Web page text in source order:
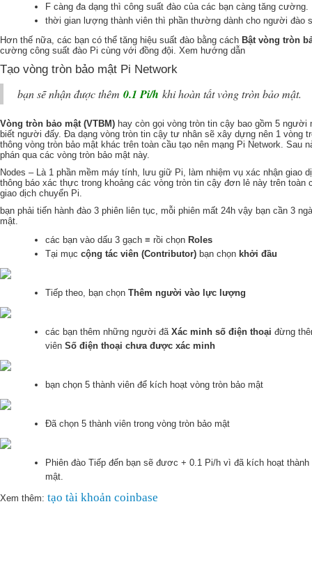
F càng đa dạng thì công suất đào của các bạn càng tăng cường.
thời gian lượng thành viên thì phần thường dành cho người đào
Hơn thế nữa, các bạn có thể tăng hiệu suất đào bằng cách Bật vòng tròn
cường công suất đào Pi cùng với đồng đội. Xem hướng dẫn
Tạo vòng tròn bảo mật Pi Network
bạn sẽ nhận được thêm 0.1 Pi/h khi hoàn tất vòng tròn bảo mật.
Vòng tròn bảo mật (VTBM) hay còn gọi vòng tròn tin cậy bao gồm 5 người
biết người đấy. Đa dạng vòng tròn tin cậy tư nhân sẽ xây dựng nên 1 vòng
thông vòng tròn bảo mật khác trên toàn cầu tạo nên mạng Pi Network. Sau
phán qua các vòng tròn bảo mật này.
Nodes – Là 1 phần mềm máy tính, lưu giữ Pi, làm nhiệm vụ xác nhận giao
thông báo xác thực trong khoảng các vòng tròn tin cậy đơn lẻ này trên toàn
giao dịch chuyển Pi.
bạn phải tiến hành đào 3 phiên liên tục, mỗi phiên mất 24h vậy bạn cần 3
mật.
các bạn vào dấu 3 gạch ≡ rồi chọn Roles
Tại mục cộng tác viên (Contributor) bạn chọn khởi đầu
Tiếp theo, bạn chọn Thêm người vào lực lượng
các bạn thêm những người đã Xác minh số điện thoại đừng
viên Số điện thoại chưa được xác minh
bạn chọn 5 thành viên để kích hoạt vòng tròn bảo mật
Đã chọn 5 thành viên trong vòng tròn bảo mật
Phiên đào Tiếp đến bạn sẽ đươc + 0.1 Pi/h vì đã kích hoạt thành
mật.
Xem thêm: tạo tài khoản coinbase